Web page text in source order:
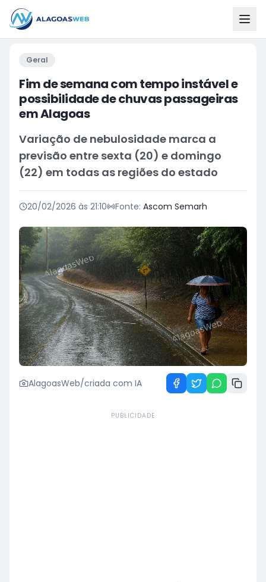
Geral
Fim de semana com tempo instável e
possibilidade de chuvas passageiras
em Alagoas
Variação de nebulosidade marca a
previsão entre sexta (20) e domingo
(22) em todas as regiões do estado
20/02/2026 às 21:10 Fonte: Ascom Semarh
AlagoasWeb/criada com IA
PUBLICIDADE